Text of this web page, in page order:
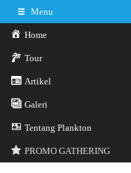
Menu
Home
Tour
Artikel
Galeri
Tentang Plankton
PROMO GATHERING